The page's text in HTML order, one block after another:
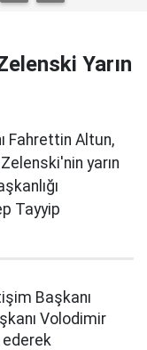
Yarın
Fahrettin Altun,
yarın
Tayyip
Başkanı
Volodimir
ederek